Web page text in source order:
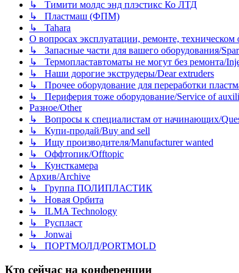
↳ Тимити молдс энд плэстикс Ко ЛТД
↳ Пластмаш (ФПМ)
↳ Tahara
О вопросах эксплуатации, ремонте,
↳ Запасные части для вашего оборудования/
↳ Термопластавтоматы не могут без ремонта/
↳ Наши дорогие экструдеры/Dear extruders
↳ Прочее оборудование для переработки
↳ Периферия тоже оборудование/Service of
Разное/Other
↳ Вопросы к специалистам от начинающих/
↳ Купи-продай/Buy and sell
↳ Ищу производителя/Manufacturer wanted
↳ Оффтопик/Offtopic
↳ Кунсткамера
Архив/Archive
↳ Группа ПОЛИПЛАСТИК
↳ Новая Орбита
↳ ILMA Technology
↳ Руспласт
↳ Jonwai
↳ ПОРТМОЛД/PORTMOLD
Кто сейчас на конференции